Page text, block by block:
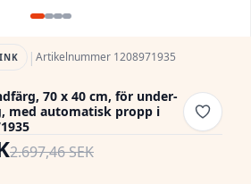
| Artikelnummer 1208971935
70 x 40 cm, för under-
med automatisk propp i
2.697,46 SEK